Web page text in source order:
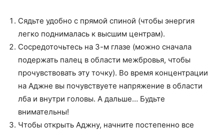
Сядьте удобно с прямой спиной (чтобы энергия
легко поднималась к высшим центрам).
Сосредоточьтесь на 3-м глазе (можно сначала
подержать палец в области межбровья, чтобы
прочувствовать эту точку). Во время концентрации
на Аджне вы почувствуете напряжение в области
лба и внутри головы. А дальше… Будьте
внимательны!
Чтобы открыть Аджну, начните постепенно все